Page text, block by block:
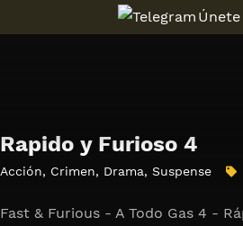
Rapido y Furioso 4
Acción, Crimen, Drama, Suspense
Fast & Furious - A Todo Gas 4 -